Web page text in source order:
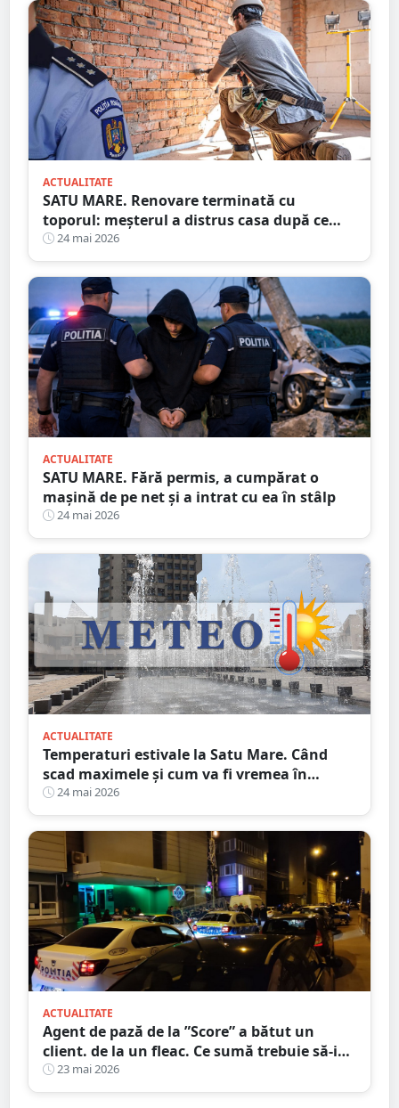
ACTUALITATE
SATU MARE. Renovare terminată cu
toporul: meșterul a distrus casa după ce
clienții nu au plătit
24 mai 2026
ACTUALITATE
SATU MARE. Fără permis, a cumpărat o
mașină de pe net și a intrat cu ea în stâlp
24 mai 2026
ACTUALITATE
Temperaturi estivale la Satu Mare. Când
scad maximele și cum va fi vremea în
weekend, de Zilele Orașului
24 mai 2026
ACTUALITATE
Agent de pază de la ”Score” a bătut un
client. de la un fleac. Ce sumă trebuie să-i
plătească victimei
23 mai 2026